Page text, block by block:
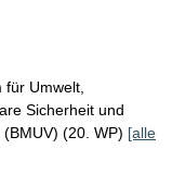
Umwelt,
Sicherheit und
(20. WP) [alle